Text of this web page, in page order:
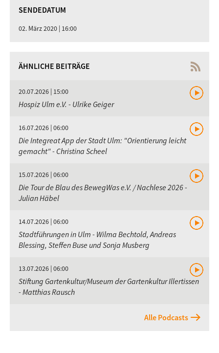
SENDEDATUM
02. März 2020 | 16:00
ÄHNLICHE BEITRÄGE
20.07.2026 | 15:00
Hospiz Ulm e.V. - Ulrike Geiger
16.07.2026 | 06:00
Die Integreat App der Stadt Ulm: "Orientierung leicht
gemacht" - Christina Scheel
15.07.2026 | 06:00
Die Tour de Blau des BewegWas e.V. / Nachlese 2026 -
Julian Häbel
14.07.2026 | 06:00
Stadtführungen in Ulm - Wilma Bechtold, Andreas
Blessing, Steffen Buse und Sonja Musberg
13.07.2026 | 06:00
Stiftung Gartenkultur/Museum der Gartenkultur Illertissen
- Matthias Rausch
Alle Podcasts